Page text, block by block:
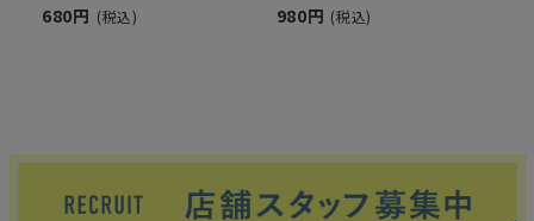
680円 (税込)
980円 (税込)